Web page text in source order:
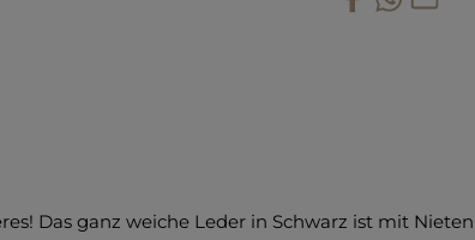
Das ganz weiche Leder in Schwarz ist mit